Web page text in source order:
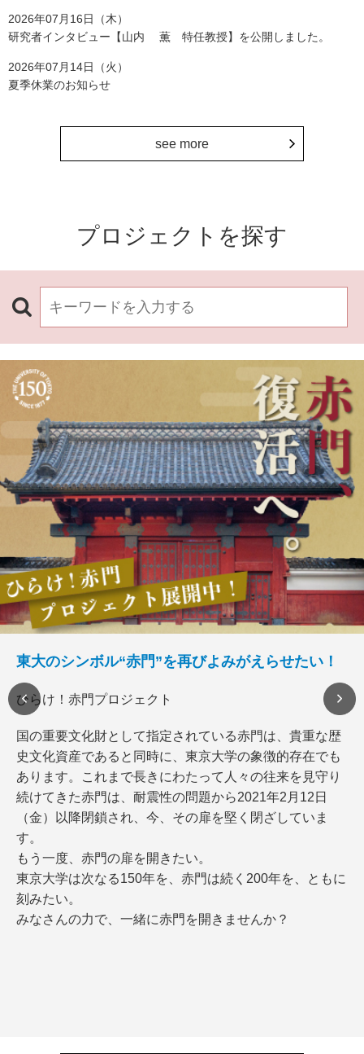
2026年07月16日（木）
研究者インタビュー【山内 薫 特任教授】を公開しました。
2026年07月14日（火）
夏季休業のお知らせ
see more
プロジェクトを探す
東大のシンボル“赤門”を再びよみがえらせたい！
ひらけ！赤門プロジェクト
国の重要文化財として指定されている赤門は、貴重な歴
史文化資産であると同時に、東京大学の象徴的存在でも
あります。これまで長きにわたって人々の往来を見守り
続けてきた赤門は、耐震性の問題から2021年2月12日
（金）以降閉鎖され、今、その扉を堅く閉ざしていま
す。
もう一度、赤門の扉を開きたい。
東京大学は次なる150年を、赤門は続く200年を、ともに
刻みたい。
みなさんの力で、一緒に赤門を開きませんか？